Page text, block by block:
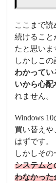
ここまで読
続けること
たと思いま
しかしこの
わかってい
いから心配
れません。
Windows
買い替えや
はずです。
しかしその
システムと
わなかった